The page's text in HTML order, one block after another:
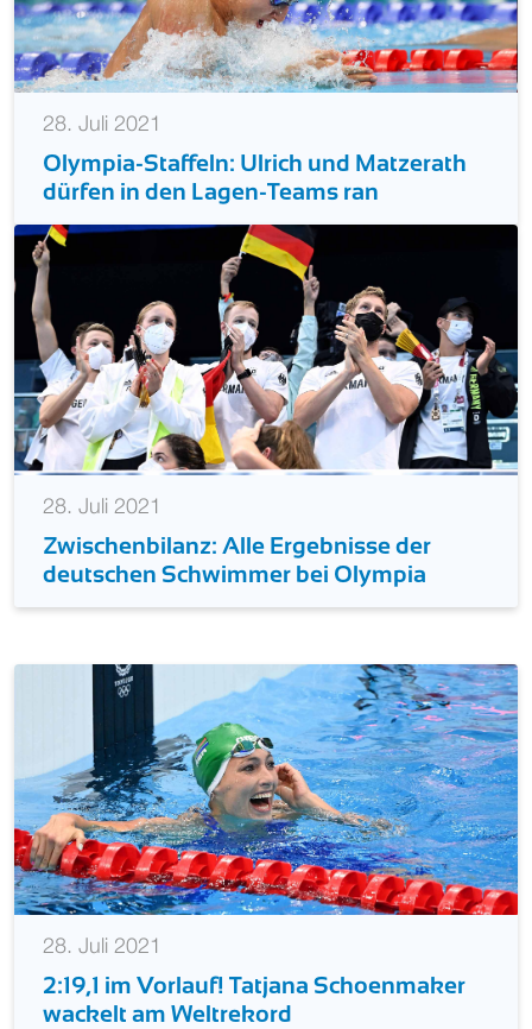
28. Juli 2021
Olympia-Staffeln: Ulrich und Matzerath
dürfen in den Lagen-Teams ran
28. Juli 2021
Zwischenbilanz: Alle Ergebnisse der
deutschen Schwimmer bei Olympia
28. Juli 2021
2:19,1 im Vorlauf! Tatjana Schoenmaker
wackelt am Weltrekord